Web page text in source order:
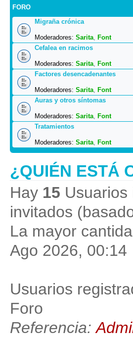
FORO
Migraña crónica
Moderadores: Sarita, Font
Cefalea en racimos
Moderadores: Sarita, Font
Factores desencadenantes
Moderadores: Sarita, Font
Auras y otros síntomas
Moderadores: Sarita, Font
Tratamientos
Moderadores: Sarita, Font
¿QUIÉN ESTÁ
Hay 15
invitados
La mayor
Ago 2026, 00:14
Usuarios
Foro
Referencia: